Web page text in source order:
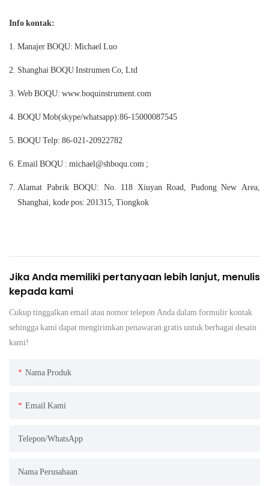
Info kontak:
Manajer BOQU: Michael Luo
Shanghai BOQU Instrumen Co, Ltd
Web BOQU: www.boquinstrument.com
BOQU Mob(skype/whatsapp):86-15000087545
BOQU Telp: 86-021-20922782
Email BOQU : michael@shboqu.com ;
Alamat Pabrik BOQU: No. 118 Xiuyan Road, Pudong New Area,
Shanghai, kode pos: 201315, Tiongkok
Jika Anda memiliki pertanyaan lebih lanjut, menulis
kepada kami
Cukup tinggalkan email atau nomor telepon Anda dalam formulir kontak
sehingga kami dapat mengirimkan penawaran gratis untuk berbagai desain
kami!
Nama Produk
Email Kami
Telepon/WhatsApp
Nama Perusahaan